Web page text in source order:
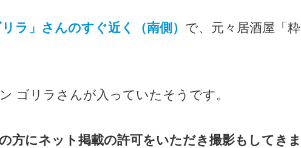
ラ」さんのすぐ近く（南側） で、元々居酒屋「粋
ゴリラさんが入っていたそうです。
方にネット掲載の許可をいただき撮影もしてきま